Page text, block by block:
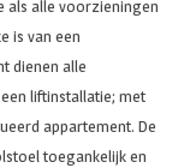
als alle voorzieningen
is van een
dienen alle
liftinstallatie; met
appartement. De
toegankelijk en